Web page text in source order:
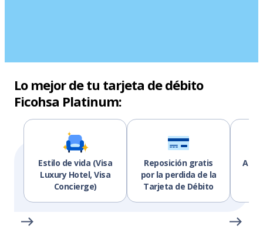
Lo mejor de tu tarjeta de débito
Ficohsa Platinum:
Estilo de vida (Visa
Luxury Hotel, Visa
Concierge)
Reposición gratis
por la perdida de la
Tarjeta de Débito